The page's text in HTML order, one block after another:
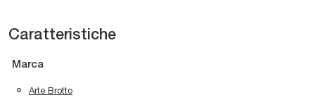
Caratteristiche
Marca
Arte Brotto